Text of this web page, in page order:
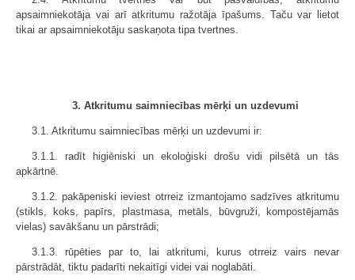
apsaimniekotāja vai arī atkritumu ražotāja īpašums. Taču var lietot
tikai ar apsaimniekotāju saskaņota tipa tvertnes.
3. Atkritumu saimniecības mērķi un uzdevumi
3.1. Atkritumu saimniecības mērķi un uzdevumi ir:
3.1.1. radīt higiēniski un ekoloģiski drošu vidi pilsētā un tās
apkārtnē.
3.1.2. pakāpeniski ieviest otrreiz izmantojamo sadzīves atkritumu
(stikls, koks, papīrs, plastmasa, metāls, būvgruži, kompostējamās
vielas) savākšanu un pārstrādi;
3.1.3. rūpēties par to, lai atkritumi, kurus otrreiz vairs nevar
pārstrādāt, tiktu padarīti nekaitīgi videi vai noglabāti.